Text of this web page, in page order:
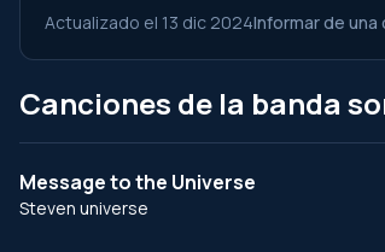
Actualizado el 13 dic 2024Informar de
Canciones de la banda
Message to the Universe
Steven universe